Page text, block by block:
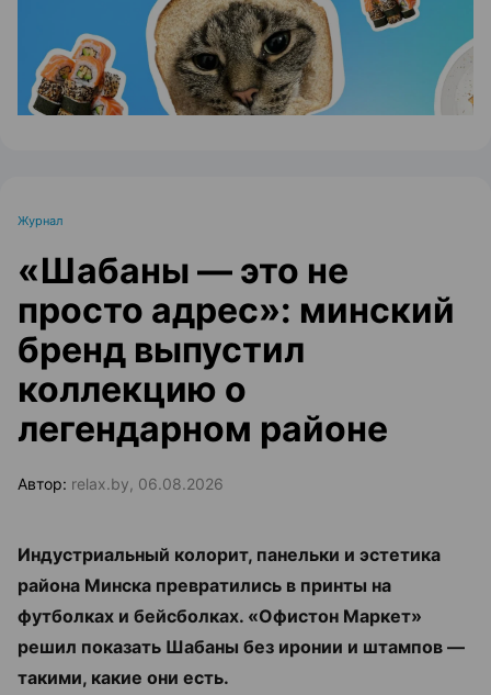
Журнал
«Шабаны — это не
просто адрес»: минский
бренд выпустил
коллекцию о
легендарном районе
Автор: relax.by, 06.08.2026
Индустриальный колорит, панельки и эстетика
района Минска превратились в принты на
футболках и бейсболках. «Офистон Маркет»
решил показать Шабаны без иронии и штампов —
такими, какие они есть.